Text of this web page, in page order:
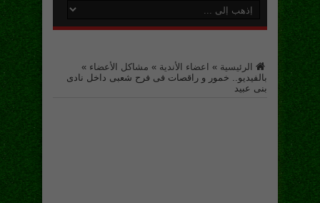
الرئيسية » اعضاء الأندية » مشاكل الأعضاء »
بالفيديو.. خمور و راقصات فى فرح شعبى داخل نادى
بنى عبيد